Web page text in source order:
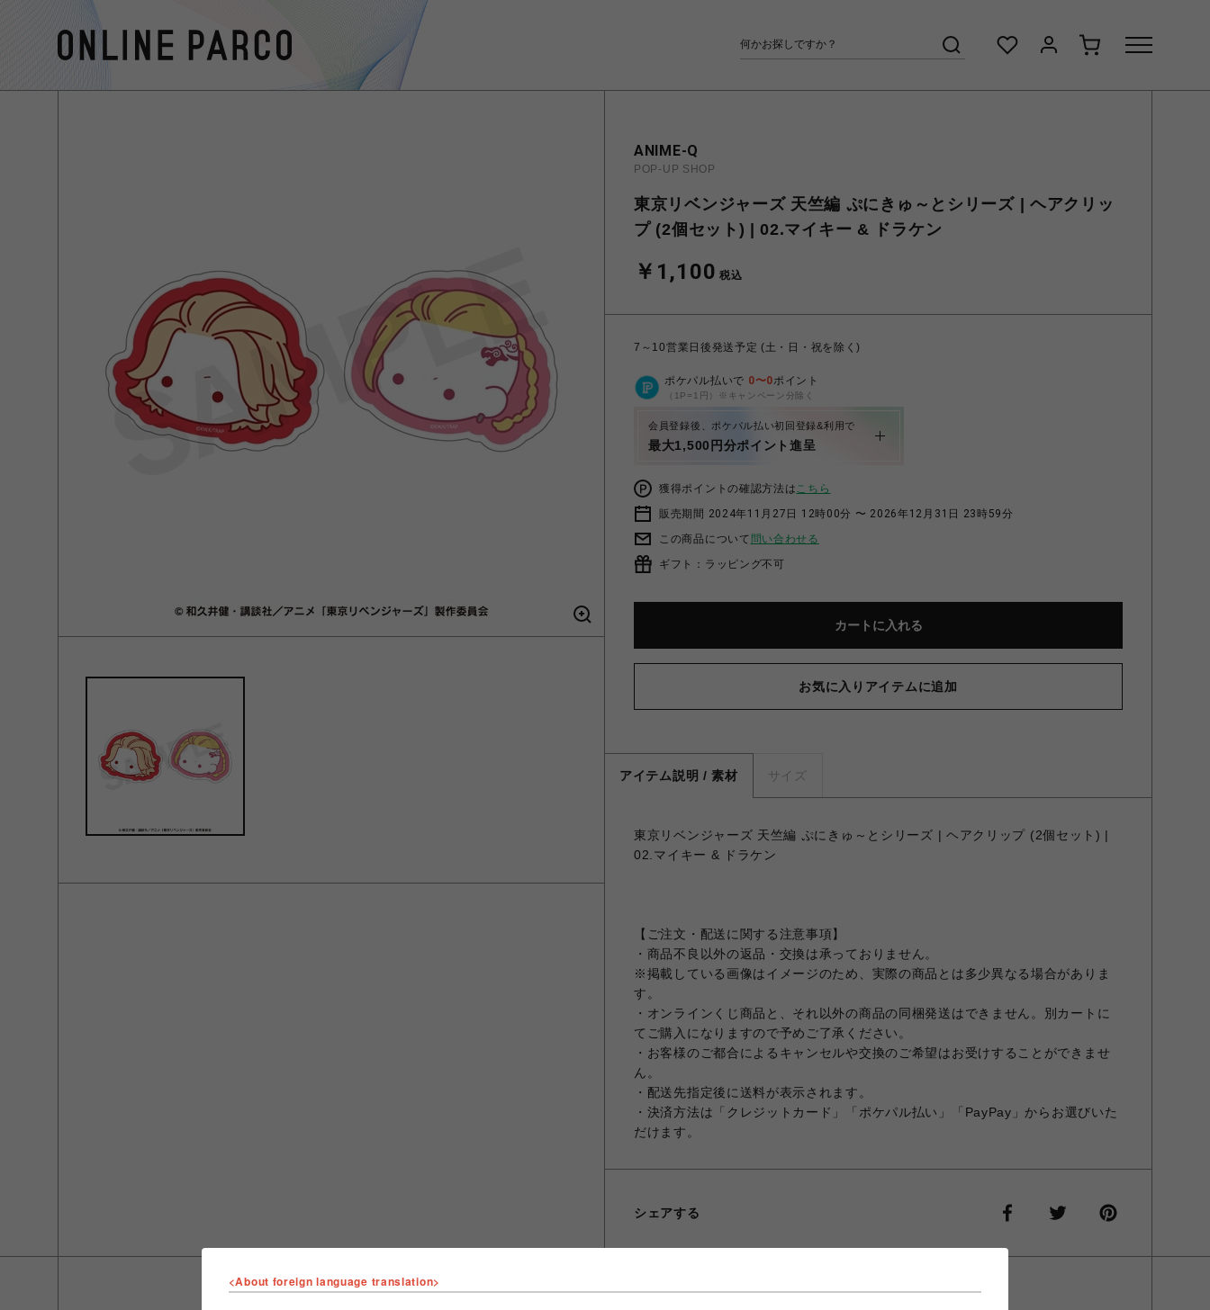
ANIME-Q
POP-UP SHOP
東京リベンジャーズ 天竺編 ぷにきゅ～とシリーズ | ヘアクリッ
プ (2個セット) | 02.マイキー & ドラケン
￥1,100 税込
7～10営業日後発送予定 (土・日・祝を除く)
ポケパル払いで 0〜0ポイント
（1P=1円）※キャンペーン分除く
会員登録後、ポケパル払い初回登録&利用で
最大1,500円分ポイント進呈
獲得ポイントの確認方法はこちら
販売期間 2024年11月27日 12時00分 〜 2026年12月31日 23時59分
この商品について 問い合わせる
ギフト：ラッピング不可
カートに入れる
お気に入りアイテムに追加
アイテム説明 / 素材 サイズ
東京リベンジャーズ 天竺編 ぷにきゅ～とシリーズ | ヘアクリップ (2個セット) |
02.マイキー & ドラケン
【ご注文・配送に関する注意事項】
・商品不良以外の返品・交換は承っておりません。
※掲載している画像はイメージのため、実際の商品とは多少異なる場合がありま
す。
・オンラインくじ商品と、それ以外の商品の同梱発送はできません。別カートに
てご購入になりますので予めご了承ください。
・お客様のご都合によるキャンセルや交換のご希望はお受けすることができませ
ん。
・配送先指定後に送料が表示されます。
・決済方法は「クレジットカード」「ポケパル払い」「PayPay」からお選びいた
だけます。
シェアする
<About foreign language translation>